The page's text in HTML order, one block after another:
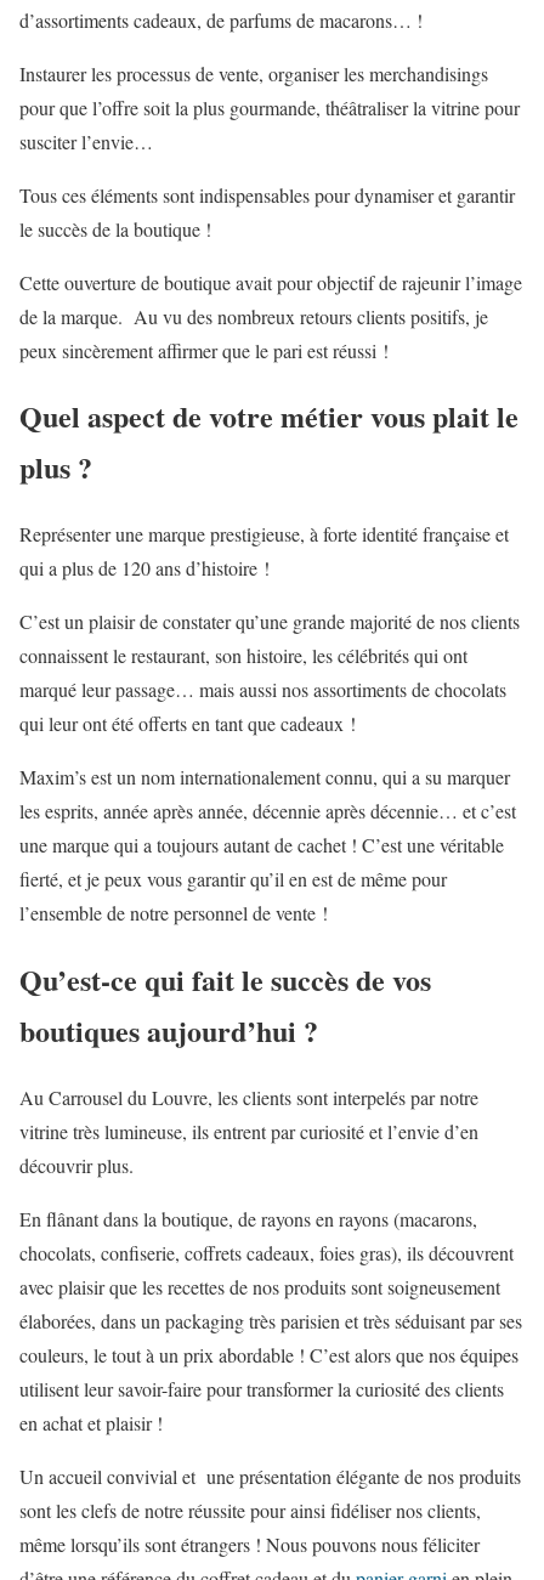
d’assortiments cadeaux, de parfums de macarons… !
Instaurer les processus de vente, organiser les merchandisings
pour que l’offre soit la plus gourmande, théâtraliser la vitrine pour
susciter l’envie…
Tous ces éléments sont indispensables pour dynamiser et garantir
le succès de la boutique !
Cette ouverture de boutique avait pour objectif de rajeunir l’image
de la marque. Au vu des nombreux retours clients positifs, je
peux sincèrement affirmer que le pari est réussi !
Quel aspect de votre métier vous plait le
plus ?
Représenter une marque prestigieuse, à forte identité française et
qui a plus de 120 ans d’histoire !
C’est un plaisir de constater qu’une grande majorité de nos clients
connaissent le restaurant, son histoire, les célébrités qui ont
marqué leur passage… mais aussi nos assortiments de chocolats
qui leur ont été offerts en tant que cadeaux !
Maxim’s est un nom internationalement connu, qui a su marquer
les esprits, année après année, décennie après décennie… et c’est
une marque qui a toujours autant de cachet ! C’est une véritable
fierté, et je peux vous garantir qu’il en est de même pour
l’ensemble de notre personnel de vente !
Qu’est-ce qui fait le succès de vos
boutiques aujourd’hui ?
Au Carrousel du Louvre, les clients sont interpelés par notre
vitrine très lumineuse, ils entrent par curiosité et l’envie d’en
découvrir plus.
En flânant dans la boutique, de rayons en rayons (macarons,
chocolats, confiserie, coffrets cadeaux, foies gras), ils découvrent
avec plaisir que les recettes de nos produits sont soigneusement
élaborées, dans un packaging très parisien et très séduisant par ses
couleurs, le tout à un prix abordable ! C’est alors que nos équipes
utilisent leur savoir-faire pour transformer la curiosité des clients
en achat et plaisir !
Un accueil convivial et une présentation élégante de nos produits
sont les clefs de notre réussite pour ainsi fidéliser nos clients,
même lorsqu’ils sont étrangers ! Nous pouvons nous féliciter